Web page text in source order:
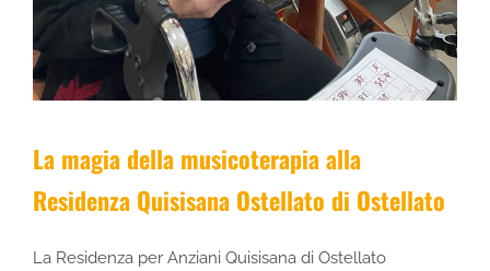
La magia della musicoterapia alla
Residenza Quisisana Ostellato di Ostellato
La Residenza per Anziani Quisisana di Ostellato